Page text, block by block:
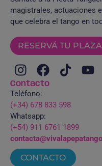
magistrales, actuaciones
que celebra el tango en
RESERVÁ TU PLAZA
Contacto
Teléfono:
(+34) 678 833 598
Whatsapp:
(+54) 911 6761 1899
CONTACTO